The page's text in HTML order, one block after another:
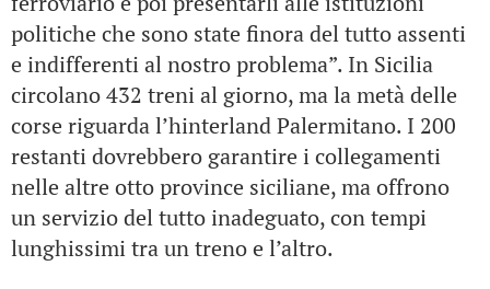
politiche che sono state finora del tutto assenti
e indifferenti al nostro problema”. In Sicilia
circolano 432 treni al giorno, ma la metà delle
corse riguarda l’hinterland Palermitano. I 200
restanti dovrebbero garantire i collegamenti
nelle altre otto province siciliane, ma offrono
un servizio del tutto inadeguato, con tempi
lunghissimi tra un treno e l’altro.